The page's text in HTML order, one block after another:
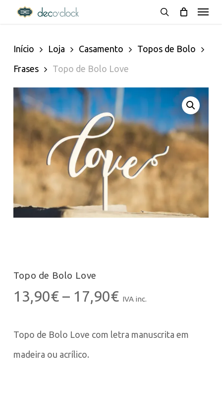
decoclock.pt
main
content
Menu
Início Loja Casamento
Topos de Bolo
Frases
Topo de Bolo Love
Topo de Bolo Love
13,90€ – 17,90€Price
through
IVA inc.
Topo de Bolo Love com letra manuscrita em
madeira ou acrílico.